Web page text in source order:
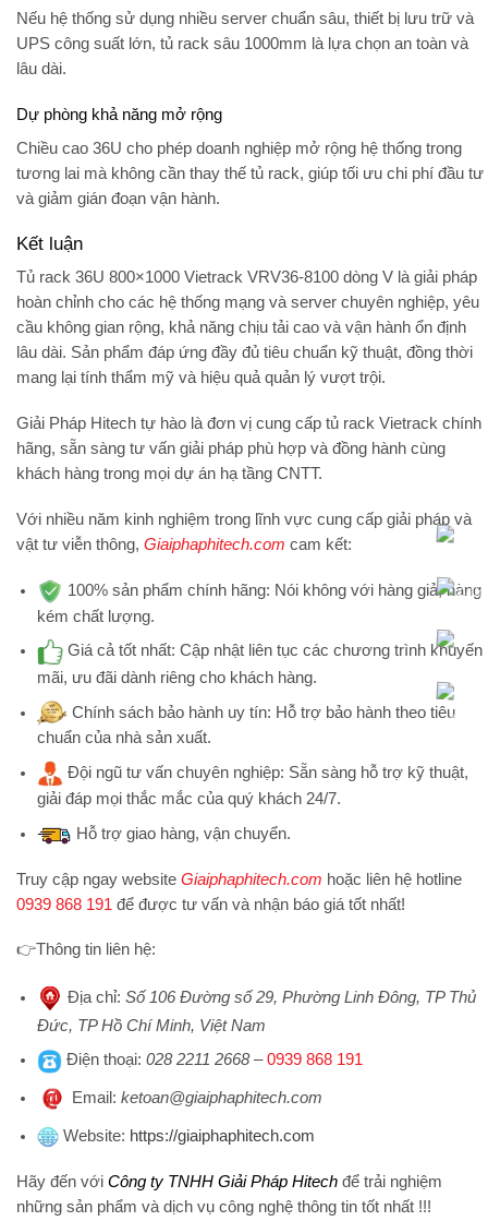
Nếu hệ thống sử dụng nhiều server chuẩn sâu, thiết bị lưu trữ và
UPS công suất lớn, tủ rack sâu 1000mm là lựa chọn an toàn và
lâu dài.
Dự phòng khả năng mở rộng
Chiều cao 36U cho phép doanh nghiệp mở rộng hệ thống trong
tương lai mà không cần thay thế tủ rack, giúp tối ưu chi phí đầu tư
và giảm gián đoạn vận hành.
Kết luận
Tủ rack 36U 800×1000 Vietrack VRV36-8100 dòng V là giải pháp
hoàn chỉnh cho các hệ thống mạng và server chuyên nghiệp, yêu
cầu không gian rộng, khả năng chịu tải cao và vận hành ổn định
lâu dài. Sản phẩm đáp ứng đầy đủ tiêu chuẩn kỹ thuật, đồng thời
mang lại tính thẩm mỹ và hiệu quả quản lý vượt trội.
Giải Pháp Hitech tự hào là đơn vị cung cấp tủ rack Vietrack chính
hãng, sẵn sàng tư vấn giải pháp phù hợp và đồng hành cùng
khách hàng trong mọi dự án hạ tầng CNTT.
Với nhiều năm kinh nghiệm trong lĩnh vực cung cấp giải pháp và
vật tư viễn thông, Giaiphaphitech.com cam kết:
100% sản phẩm chính hãng: Nói không với hàng giả, hàng
kém chất lượng.
Giá cả tốt nhất: Cập nhật liên tục các chương trình khuyến
mãi, ưu đãi dành riêng cho khách hàng.
Chính sách bảo hành uy tín: Hỗ trợ bảo hành theo tiêu
chuẩn của nhà sản xuất.
Đội ngũ tư vấn chuyên nghiệp: Sẵn sàng hỗ trợ kỹ thuật,
giải đáp mọi thắc mắc của quý khách 24/7.
Hỗ trợgiao hàng, vận chuyển.
Truy cập ngay website Giaiphaphitech.com hoặc liên hệ hotline
0939 868 191 để được tư vấn và nhận báo giá tốt nhất!
👉Thông tin liên hệ:
Địa chỉ: Số 106 Đường số 29, Phường Linh Đông, TP Thủ
Đức, TP Hồ Chí Minh, Việt Nam
Điện thoại: 028 2211 2668–0939 868 191
Email: ketoan@giaiphaphitech.com
Website: https://giaiphaphitech.com
Hãy đến với Công ty TNHH Giải Pháp Hitech để trải nghiệm
những sản phẩm và dịch vụ công nghệ thông tin tốt nhất !!!